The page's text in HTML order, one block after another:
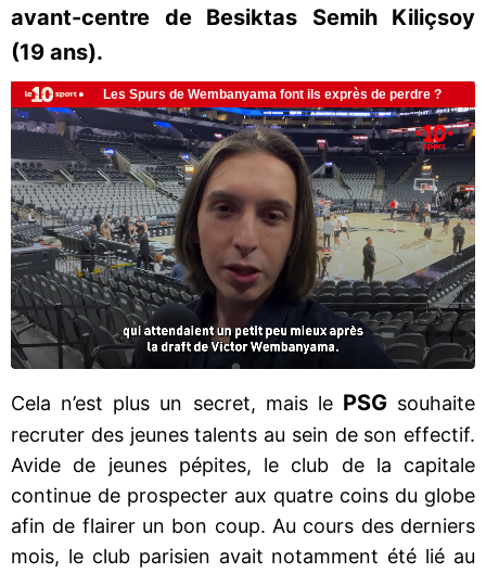
avant-centre de Besiktas Semih Kiliçsoy
(19 ans).
Cela n’est plus un secret, mais le PSG souhaite
recruter des jeunes talents au sein de son effectif.
Avide de jeunes pépites, le club de la capitale
continue de prospecter aux quatre coins du globe
afin de flairer un bon coup. Au cours des derniers
mois, le club parisien avait notamment été lié au